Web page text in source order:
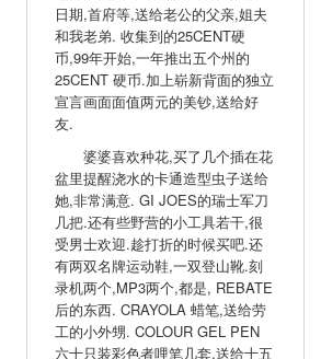
日期,首府等,送给老公的父亲,姐夫
和我老弟. 收集到的25CENT硬
币,99年开始,一年推出五个州的
25CENT 硬币.加上崭新背面的独立
宣言画面面值两元的美钞,送给好
友.
婆婆喜欢种花,买了几个插在花
盆里提醒浇水的卡通造型虫子送给
她,非常满意. GI JOES的瑞士军刀
几把.还有些野营的小工具若干,很
受男士欢迎.趁打折的时候买吧.还
有两双名牌运动鞋,一双登山靴.刻
录机两个,MP3两个,都是, REBATE
后的东西. CRAYOLA 蜡笔,送给劳
工的小外甥. COLOUR GEL PEN
六十只装彩色者哩笔几套,送给十五